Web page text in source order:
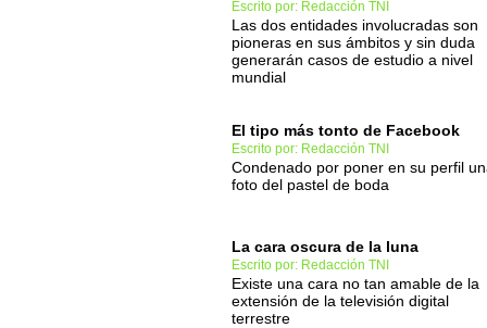
Escrito por: Redacción TNI
Las dos entidades involucradas son
pioneras en sus ámbitos y sin duda
generarán casos de estudio a nivel
mundial
El tipo más tonto de Facebook
Escrito por: Redacción TNI
Condenado por poner en su perfil
foto del pastel de boda
La cara oscura de la luna
Escrito por: Redacción TNI
Existe una cara no tan amable de la
extensión de la televisión digital
terrestre